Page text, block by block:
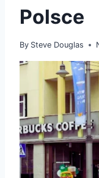
Polsce
By Steve Douglas